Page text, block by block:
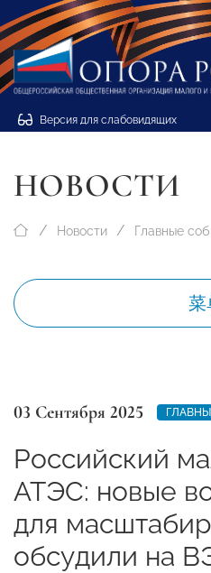
Версия для слабовидящих
НОВОСТИ
Новости Главные
菜
03 Сентября 2025
Российский
АТЭС: новые
для
обсудили на